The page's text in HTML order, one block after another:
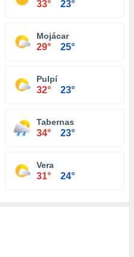
33° 23°
Mojácar
29° 25°
Pulpí
32° 23°
Tabernas
34° 23°
Vera
31° 24°